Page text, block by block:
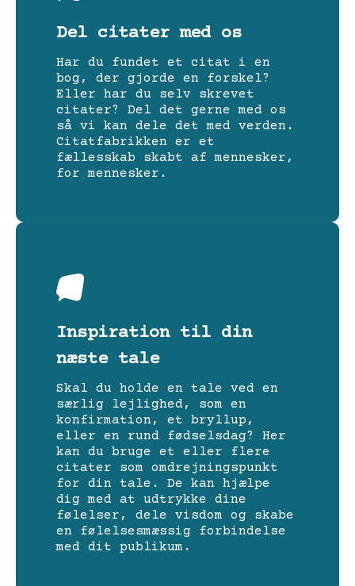
Del citater med os
Har du fundet et citat i en
bog, der gjorde en forskel?
Eller har du selv skrevet
citater? Del det gerne med os
så vi kan dele det med verden.
Citatfabrikken er et
fællesskab skabt af mennesker,
for mennesker.
Inspiration til din
næste tale
Skal du holde en tale ved en
særlig lejlighed, som en
konfirmation, et bryllup,
eller en rund fødselsdag? Her
kan du bruge et eller flere
citater som omdrejningspunkt
for din tale. De kan hjælpe
dig med at udtrykke dine
følelser, dele visdom og skabe
en følelsesmæssig forbindelse
med dit publikum.